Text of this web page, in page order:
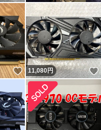
いいね！
11,080円